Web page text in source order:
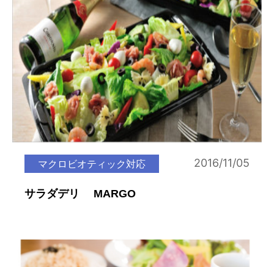
マクロビオティック対応 2016/11/05
サラダデリ MARGO